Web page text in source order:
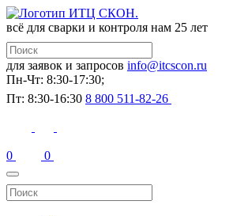
всё для сварки и контроля нам 25 лет
для заявок и запросов info@itcscon.ru
Пн-Чт: 8:30-17:30;
Пт: 8:30-16:30 8 800 511-82-26
0 0